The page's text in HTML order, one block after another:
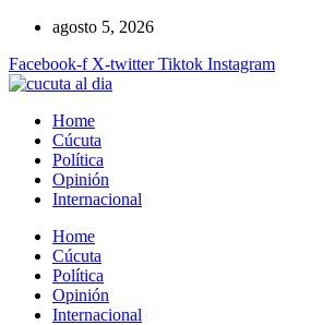
contenido
agosto 5, 2026
Facebook-f X-twitter Tiktok Instagram
Home
Cúcuta
Política
Opinión
Internacional
Home
Cúcuta
Política
Opinión
Internacional